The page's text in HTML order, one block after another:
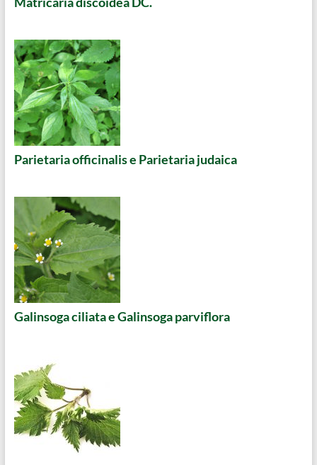
Parietaria officinalis e Parietaria judaica
Galinsoga ciliata e Galinsoga parviflora